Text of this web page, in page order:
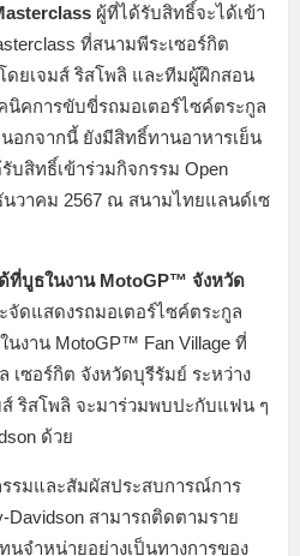
ผู้ที่ได้รับสิทธิ์จะได้เข้า
ที่สนามพีระเซอร์กิต
ยเจมส์ ริสโพลิ และทีมผู้ฝึกสอน
คการขับขี่รถมอเตอร์ไซค์ตระกูล
นอกจากนี้ ยังมีสิทธิ์ทานอาหารเย็น
บสิทธิ์เข้าร่วมกิจกรรม Open
นวาคม 2567 ณ สนามไทยแลนด์เซ
ที่บูธในงาน MotoGP™ จังหวัด
จัดแสดงรถมอเตอร์ไซค์ตระกูล
นงาน MotoGP™ Fan Village ที่
เซอร์กิต จังหวัดบุรีรัมย์ ระหว่าง
ริสโพลิ จะมาร่วมพบปะกับแฟน ๆ
ด้วย
รมและสัมผัสประสบการณ์การ
สามารถติดตามราย
นจำหน่ายอย่างเป็นทางการของ